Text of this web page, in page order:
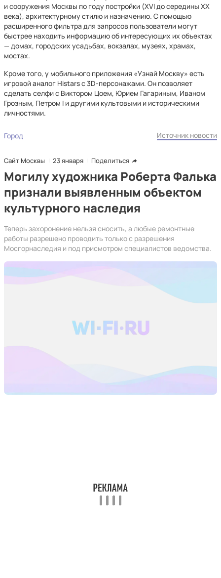
и сооружения Москвы по году постройки (XVI до середины XX
века), архитектурному стилю и назначению. С помощью
расширенного фильтра для запросов пользователи могут
быстрее находить информацию об интересующих их объектах
— домах, городских усадьбах, вокзалах, музеях, храмах,
мостах.
Кроме того, у мобильного приложения «Узнай Москву» есть
игровой аналог Histars с 3D-персонажами. Он позволяет
сделать селфи с Виктором Цоем, Юрием Гагариным, Иваном
Грозным, Петром I и другими культовыми и историческими
личностями.
Город Источник новости
Сайт Москвы 23 января Поделиться
Могилу художника Роберта Фалька
признали выявленным объектом
культурного наследия
Теперь захоронение нельзя сносить, а любые ремонтные
работы разрешено проводить только с разрешения
Мосгорнаследия и под присмотром специалистов ведомства.